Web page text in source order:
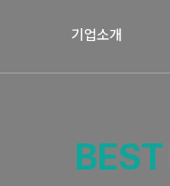
기업소개
BEST